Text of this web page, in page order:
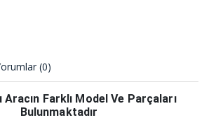
(0)
Aracın Farklı Model Ve Parçaları
Bulunmaktadır